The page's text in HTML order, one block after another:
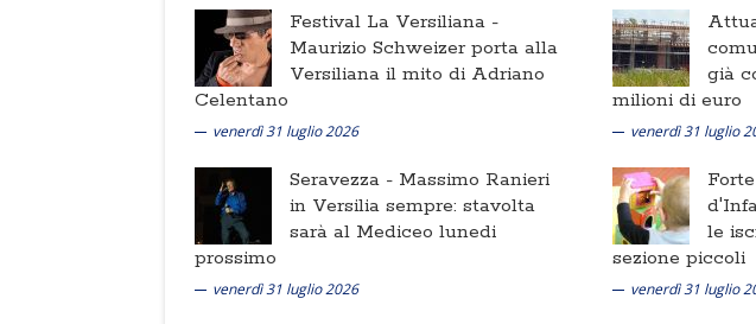
Festival La Versiliana -
Maurizio Schweizer porta alla
Versiliana il mito di Adriano
Celentano
venerdì 31 luglio 2026
già
milioni di euro
venerdì 31 luglio
Seravezza - Massimo Ranieri
in Versilia sempre: stavolta
sarà al Mediceo lunedi
prossimo
venerdì 31 luglio 2026
le
sezione piccoli
venerdì 31 luglio